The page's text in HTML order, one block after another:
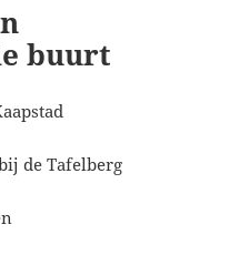
buurt
de Tafelberg